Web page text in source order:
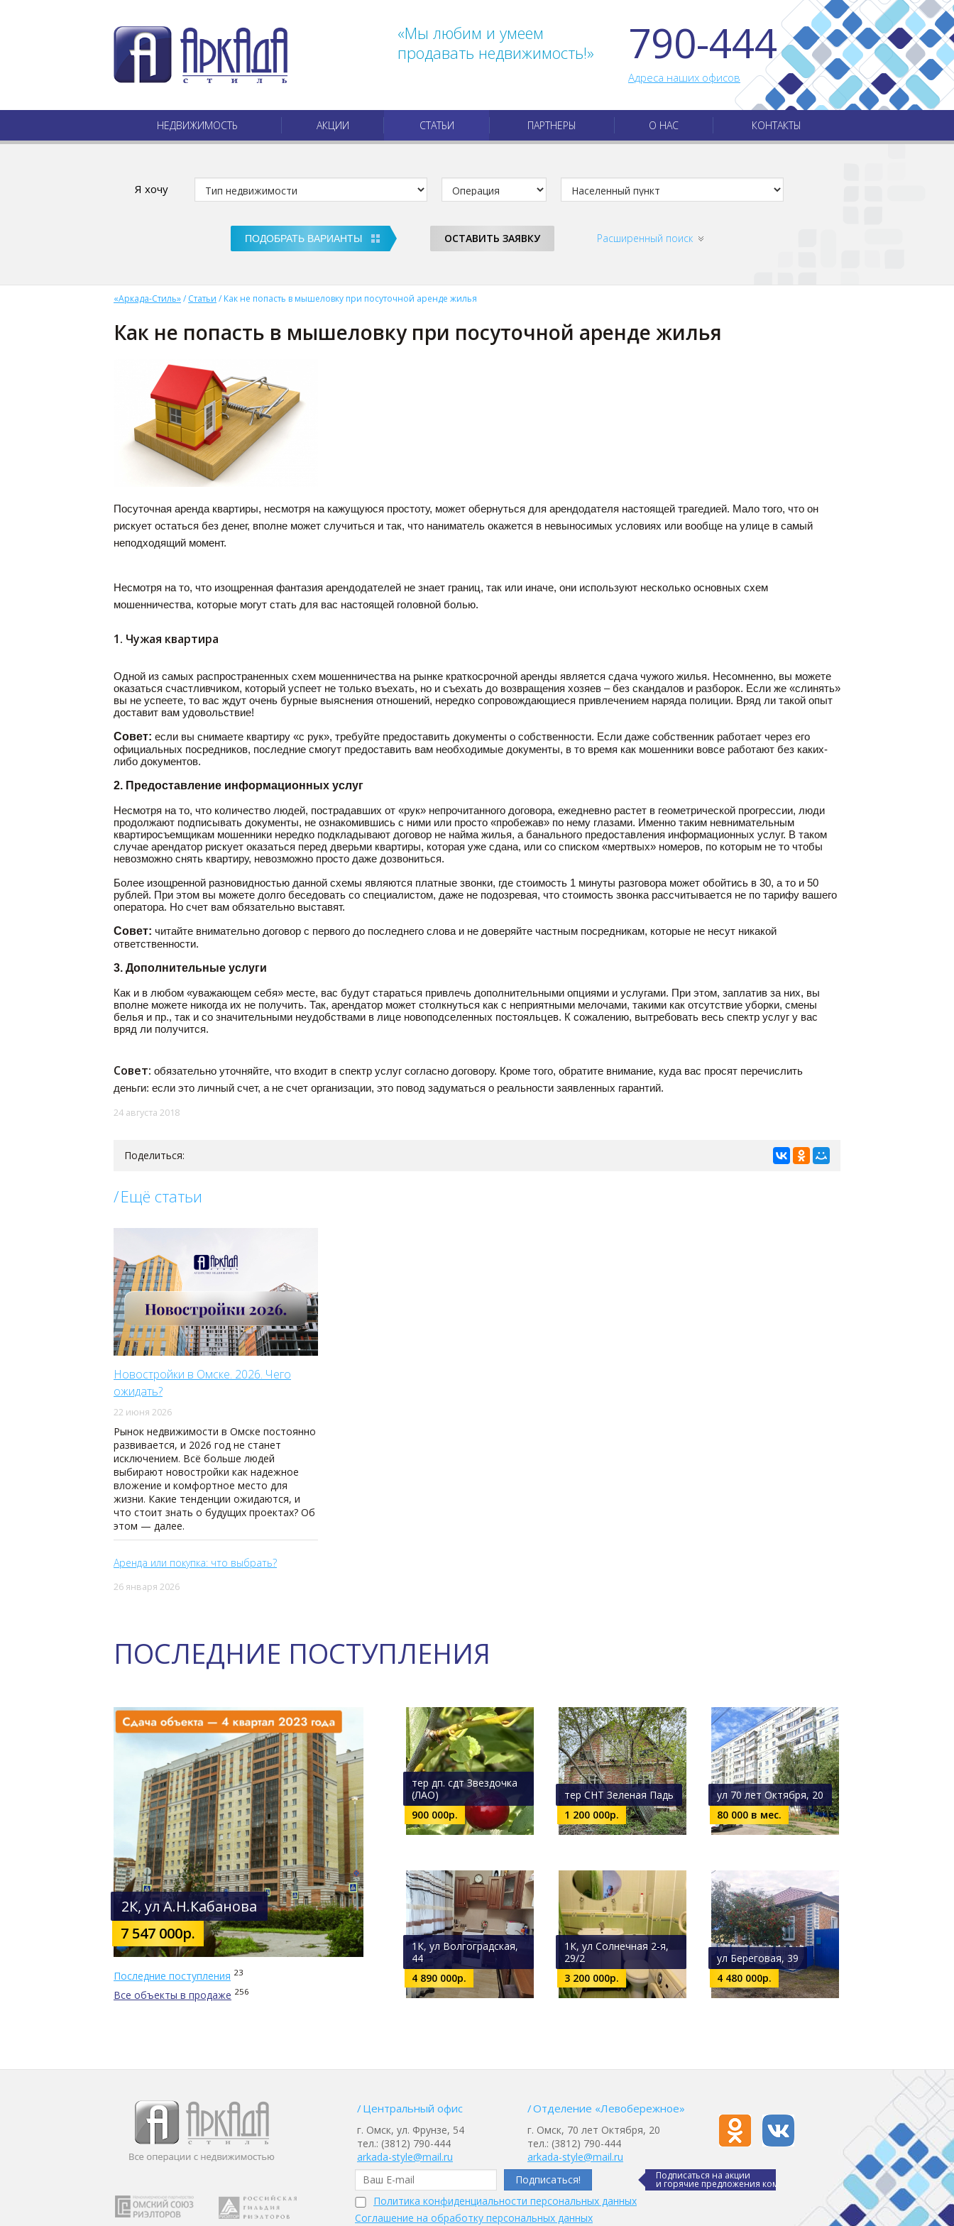
«Мы любим и умеем
продавать недвижимость!»
790-444
Адреса наших офисов
НЕДВИЖИМОСТЬ АКЦИИ СТАТЬИ ПАРТНЕРЫ О НАС КОНТАКТЫ
Я хочу
ОСТАВИТЬ ЗАЯВКУ Расширенный поиск
«Аркада-Стиль»/ Статьи / Как не попасть в мышеловку при посуточной аренде жилья
Как не попасть в мышеловку при посуточной аренде жилья
Посуточная аренда квартиры, несмотря на кажущуюся простоту, может обернуться для арендодателя настоящей трагедией. Мало того, что он
рискует остаться без денег, вполне может случиться и так, что наниматель окажется в невыносимых условиях или вообще на улице в самый
неподходящий момент.
Несмотря на то, что изощренная фантазия арендодателей не знает границ, так или иначе, они используют несколько основных схем
мошенничества, которые могут стать для вас настоящей головной болью.
1. Чужая квартира
Одной из самых распространенных схем мошенничества на рынке краткосрочной аренды является сдача чужого жилья. Несомненно, вы можете
оказаться счастливчиком, который успеет не только въехать, но и съехать до возвращения хозяев – без скандалов и разборок. Если же «слинять»
вы не успеете, то вас ждут очень бурные выяснения отношений, нередко сопровождающиеся привлечением наряда полиции. Вряд ли такой опыт
доставит вам удовольствие!
Совет: если вы снимаете квартиру «с рук», требуйте предоставить документы о собственности. Если даже собственник работает через его
официальных посредников, последние смогут предоставить вам необходимые документы, в то время как мошенники вовсе работают без каких-
либо документов.
2. Предоставление информационных услуг
Несмотря на то, что количество людей, пострадавших от «рук» непрочитанного договора, ежедневно растет в геометрической прогрессии, люди
продолжают подписывать документы, не ознакомившись с ними или просто «пробежав» по нему глазами. Именно таким невнимательным
квартиросъемщикам мошенники нередко подкладывают договор не найма жилья, а банального предоставления информационных услуг. В таком
случае арендатор рискует оказаться перед дверьми квартиры, которая уже сдана, или со списком «мертвых» номеров, по которым не то чтобы
невозможно снять квартиру, невозможно просто даже дозвониться.
Более изощренной разновидностью данной схемы являются платные звонки, где стоимость 1 минуты разговора может обойтись в 30, а то и 50
рублей. При этом вы можете долго беседовать со специалистом, даже не подозревая, что стоимость звонка рассчитывается не по тарифу вашего
оператора. Но счет вам обязательно выставят.
Совет: читайте внимательно договор с первого до последнего слова и не доверяйте частным посредникам, которые не несут никакой
ответственности.
3. Дополнительные услуги
Как и в любом «уважающем себя» месте, вас будут стараться привлечь дополнительными опциями и услугами. При этом, заплатив за них, вы
вполне можете никогда их не получить. Так, арендатор может столкнуться как с неприятными мелочами, такими как отсутствие уборки, смены
белья и пр., так и со значительными неудобствами в лице новоподселенных постояльцев. К сожалению, вытребовать весь спектр услуг у вас
вряд ли получится.
Совет: обязательно уточняйте, что входит в спектр услуг согласно договору. Кроме того, обратите внимание, куда вас просят перечислить
деньги: если это личный счет, а не счет организации, это повод задуматься о реальности заявленных гарантий.
24 августа 2018
Поделиться:
Ещё статьи
Новостройки в Омске. 2026. Чего
ожидать?
22 июня 2026
Рынок недвижимости в Омске постоянно
развивается, и 2026 год не станет
исключением. Всё больше людей
выбирают новостройки как надежное
вложение и комфортное место для
жизни. Какие тенденции ожидаются, и
что стоит знать о будущих проектах? Об
этом — далее.
Аренда или покупка: что выбрать?
26 января 2026
ПОСЛЕДНИЕ ПОСТУПЛЕНИЯ
2К, ул А.Н.Кабанова
7 547 000р.
тер дп. сдт Звездочка
(ЛАО)
900 000р.
тер СНТ Зеленая Падь
1 200 000р.
ул 70 лет Октября, 20
80 000 в мес.
1К, ул Волгоградская,
44
4 890 000р.
1К, ул Солнечная 2-я,
29/2
3 200 000р.
ул Береговая, 39
4 480 000р.
Последние поступления 23
Все объекты в продаже 256
Подписаться на акции
и горячие предложения компании
Политика конфиденциальности персональных данных
Соглашение на обработку персональных данных
Центральный офис
г. Омск, ул. Фрунзе, 54
тел.: (3812) 790-444
arkada-style@mail.ru
Отделение «Левобережное»
г. Омск, 70 лет Октября, 20
тел.: (3812) 790-444
arkada-style@mail.ru